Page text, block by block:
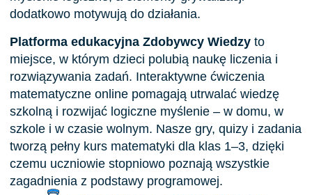
dodatkowo motywują do działania.
Platforma edukacyjna Zdobywcy Wiedzy to
miejsce, w którym dzieci polubią naukę liczenia i
rozwiązywania zadań. Interaktywne ćwiczenia
matematyczne online pomagają utrwalać wiedzę
szkolną i rozwijać logiczne myślenie – w domu, w
szkole i w czasie wolnym. Nasze gry, quizy i zadania
tworzą pełny kurs matematyki dla klas 1–3, dzięki
czemu uczniowie stopniowo poznają wszystkie
zagadnienia z podstawy programowej.